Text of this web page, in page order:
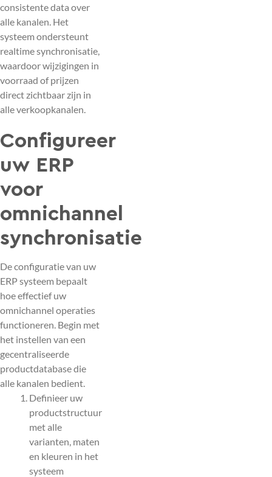
consistente data over
alle kanalen. Het
systeem ondersteunt
realtime synchronisatie,
waardoor wijzigingen in
voorraad of prijzen
direct zichtbaar zijn in
alle verkoopkanalen.
Configureer
uw ERP
voor
omnichannel
synchronisatie
De configuratie van uw
ERP systeem bepaalt
hoe effectief uw
omnichannel operaties
functioneren. Begin met
het instellen van een
gecentraliseerde
productdatabase die
alle kanalen bedient.
Definieer uw
productstructuur
met alle
varianten, maten
en kleuren in het
systeem